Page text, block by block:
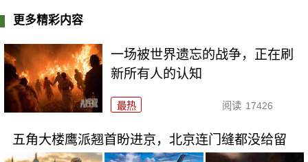
更多精彩内容
一场被世界遗忘的战争，正在刷
新所有人的认知
最热 阅读 17426
五角大楼鹰派翘首盼进京，北京连门缝都没给留